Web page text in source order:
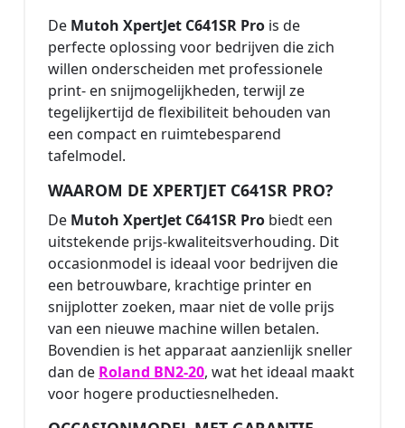
De Mutoh XpertJet C641SR Pro is de
perfecte oplossing voor bedrijven die zich
willen onderscheiden met professionele
print- en snijmogelijkheden, terwijl ze
tegelijkertijd de flexibiliteit behouden van
een compact en ruimtebesparend
tafelmodel.
WAAROM DE XPERTJET C641SR PRO?
De Mutoh XpertJet C641SR Pro biedt een
uitstekende prijs-kwaliteitsverhouding. Dit
occasionmodel is ideaal voor bedrijven die
een betrouwbare, krachtige printer en
snijplotter zoeken, maar niet de volle prijs
van een nieuwe machine willen betalen.
Bovendien is het apparaat aanzienlijk sneller
dan de Roland BN2-20, wat het ideaal maakt
voor hogere productiesnelheden.